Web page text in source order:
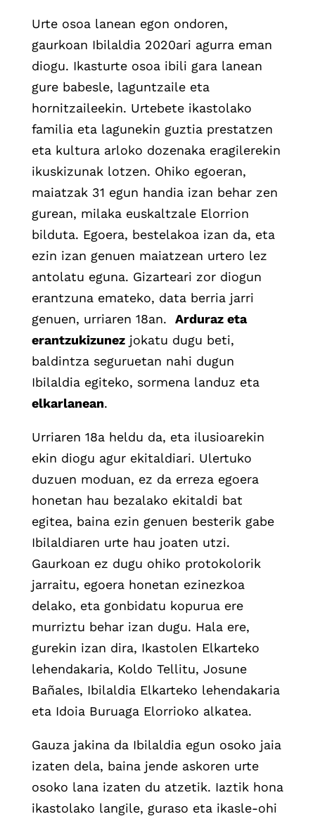
Urte osoa lanean egon ondoren,
gaurkoan Ibilaldia 2020ari agurra eman
diogu. Ikasturte osoa ibili gara lanean
gure babesle, laguntzaile eta
hornitzaileekin. Urtebete ikastolako
familia eta lagunekin guztia prestatzen
eta kultura arloko dozenaka eragilerekin
ikuskizunak lotzen. Ohiko egoeran,
maiatzak 31 egun handia izan behar zen
gurean, milaka euskaltzale Elorrion
bilduta. Egoera, bestelakoa izan da, eta
ezin izan genuen maiatzean urtero lez
antolatu eguna. Gizarteari zor diogun
erantzuna emateko, data berria jarri
genuen, urriaren 18an. Arduraz eta
erantzukizunezjokatu dugu beti,
baldintza seguruetan nahi dugun
Ibilaldia egiteko, sormena landuz eta
elkarlanean.
Urriaren 18a heldu da, eta ilusioarekin
ekin diogu agur ekitaldiari. Ulertuko
duzuen moduan, ez da erreza egoera
honetan hau bezalako ekitaldi bat
egitea, baina ezin genuen besterik gabe
Ibilaldiaren urte hau joaten utzi.
Gaurkoan ez dugu ohiko protokolorik
jarraitu, egoera honetan ezinezkoa
delako, eta gonbidatu kopurua ere
murriztu behar izan dugu. Hala ere,
gurekin izan dira, Ikastolen Elkarteko
lehendakaria, Koldo Tellitu, Josune
Bañales, Ibilaldia Elkarteko lehendakaria
eta Idoia Buruaga Elorrioko alkatea.
Gauza jakina da Ibilaldia egun osoko jaia
izaten dela, baina jende askoren urte
osoko lana izaten du atzetik. Iaztik hona
ikastolako langile, guraso eta ikasle-ohi